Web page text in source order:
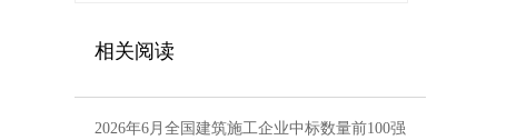
相关阅读
2026年6月全国建筑施工企业中标数量前100强